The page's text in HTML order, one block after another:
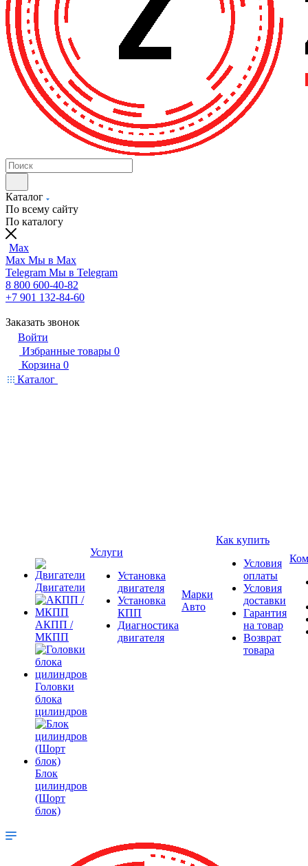
Каталог
По всему сайту
По каталогу
Max
Max Мы в Max
Telegram Мы в Telegram
8 800 600-40-82
+7 901 132-84-60
Заказать звонок
Войти
Избранные товары 0
Корзина 0
Каталог
Двигатели
АКПП /
МКПП
Головки
блока
цилиндров
Блок
цилиндров
(Шорт
блок)
Услуги
Установка
двигателя
Установка
КПП
Диагностика
двигателя
Марки
Авто
Как купить
Условия
оплаты
Условия
доставки
Гарантия
на товар
Возврат
товара